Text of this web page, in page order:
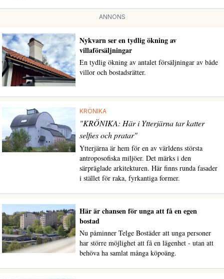
ANNONS
Nykvarn ser en tydlig ökning av
villaförsäljningar
En tydlig ökning av antalet försäljningar av både
villor och bostadsrätter.
KRÖNIKA
"KRÖNIKA: Här i Ytterjärna tar katter
selfies och pratar"
Ytterjärna är hem för en av världens största
antroposofiska miljöer. Det märks i den
särpräglade arkitekturen. Här finns runda fasader
i stället för raka, fyrkantiga former.
Här är chansen för unga att få en egen
bostad
Nu påminner Telge Bostäder att unga personer
har större möjlighet att få en lägenhet - utan att
behöva ha samlat många köpoäng.